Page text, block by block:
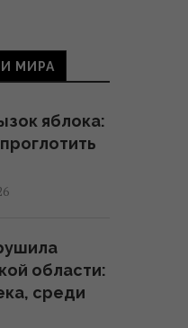
МИРА
яблока:
области:
среди